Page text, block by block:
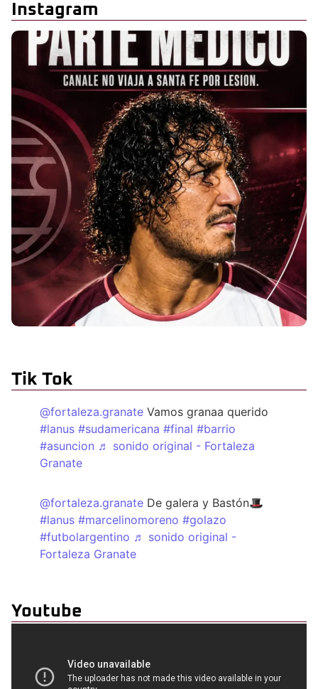
Instagram
Tik Tok
@fortaleza.granate Vamos granaa querido
#lanus #sudamericana #final #barrio
#asuncion ♬ sonido original - Fortaleza
Granate
@fortaleza.granate De galera y Bastón🎩
#lanus #marcelinomoreno #golazo
#futbolargentino ♬ sonido original -
Fortaleza Granate
Youtube